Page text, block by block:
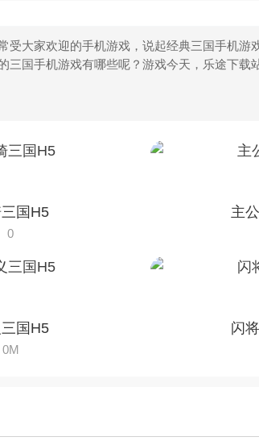
受大家欢迎的手机游戏，说起经典三国手机
三国手机游戏有哪些呢？游戏今天，乐途下
国H5
0
主
国H5
0M
闪